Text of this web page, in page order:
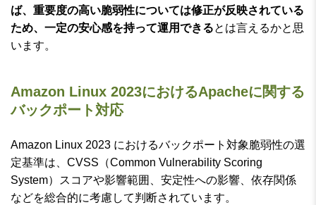
ば、重要度の高い脆弱性については修正が反映されている
ため、一定の安心感を持って運用できるとは言えるかと思
います。
Amazon Linux 2023におけるApacheに関する
バックポート対応
Amazon Linux 2023 におけるバックポート対象脆弱性の選
定基準は、CVSS（Common Vulnerability Scoring
System）スコアや影響範囲、安定性への影響、依存関係
などを総合的に考慮して判断されています。